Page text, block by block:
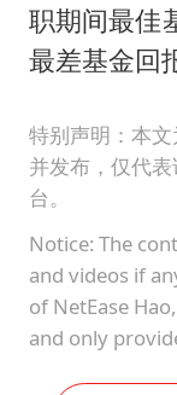
职期间最佳
最差基金回
特别声明：本
并发布，仅代
台。
Notice: The
and videos if
of NetEase
and only